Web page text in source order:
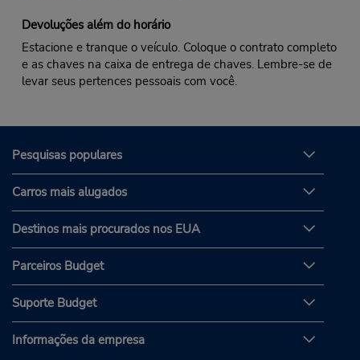
Devoluções além do horário
Estacione e tranque o veículo. Coloque o contrato completo
e as chaves na caixa de entrega de chaves. Lembre-se de
levar seus pertences pessoais com você.
Pesquisas populares
Carros mais alugados
Destinos mais procurados nos EUA
Parceiros Budget
Suporte Budget
Informações da empresa